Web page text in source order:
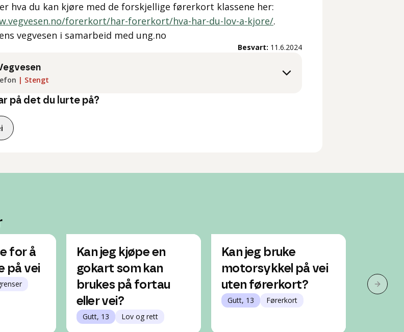
hva du kan kjøre med de forskjellige førerkort klassene her:
forerkort/har-forerkort/hva-har-du-lov-a-kjore/.
vegvesen i samarbeid med ung.no
Besvart: 11.6.2024
| Stengt
på det du lurte på?
for å
på vei
Kan jeg kjøpe en
gokart som kan
brukes på fortau
eller vei?
Gutt, 13 Lov og rett
Kan jeg bruke
motorsykkel på vei
uten førerkort?
Gutt, 13 Førerkort
Neste